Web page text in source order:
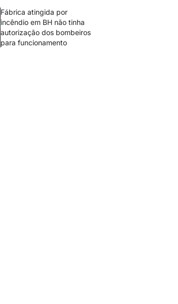
Fábrica atingida por
incêndio em BH não tinha
autorização dos bombeiros
para funcionamento